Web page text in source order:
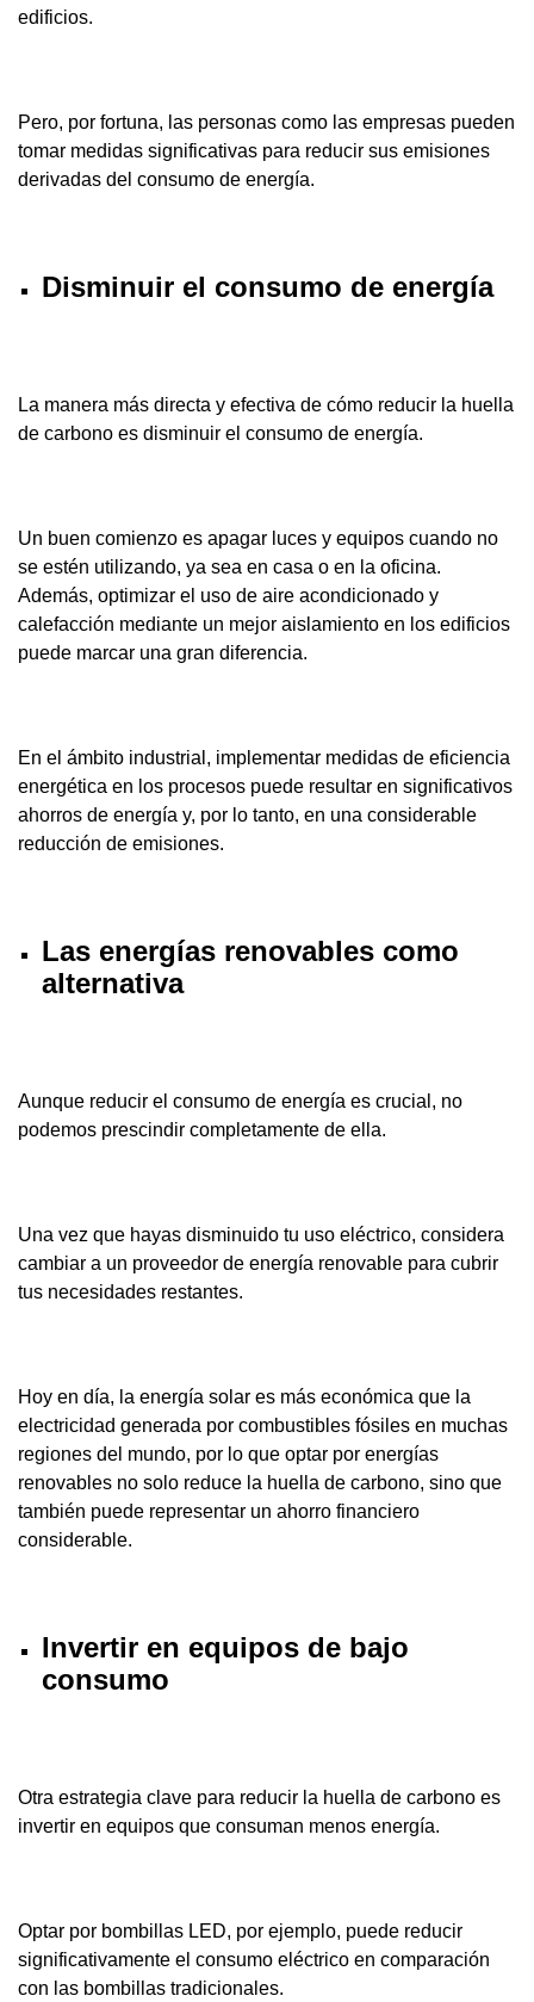
edificios.
Pero, por fortuna, las personas como las empresas pueden
tomar medidas significativas para reducir sus emisiones
derivadas del consumo de energía.
Disminuir el consumo de energía
La manera más directa y efectiva de cómo reducir la huella
de carbono es disminuir el consumo de energía.
Un buen comienzo es apagar luces y equipos cuando no
se estén utilizando, ya sea en casa o en la oficina.
Además, optimizar el uso de aire acondicionado y
calefacción mediante un mejor aislamiento en los edificios
puede marcar una gran diferencia.
En el ámbito industrial, implementar medidas de eficiencia
energética en los procesos puede resultar en significativos
ahorros de energía y, por lo tanto, en una considerable
reducción de emisiones.
Las energías renovables como
alternativa
Aunque reducir el consumo de energía es crucial, no
podemos prescindir completamente de ella.
Una vez que hayas disminuido tu uso eléctrico, considera
cambiar a un proveedor de energía renovable para cubrir
tus necesidades restantes.
Hoy en día, la energía solar es más económica que la
electricidad generada por combustibles fósiles en muchas
regiones del mundo, por lo que optar por energías
renovables no solo reduce la huella de carbono, sino que
también puede representar un ahorro financiero
considerable.
Invertir en equipos de bajo
consumo
Otra estrategia clave para reducir la huella de carbono es
invertir en equipos que consuman menos energía.
Optar por bombillas LED, por ejemplo, puede reducir
significativamente el consumo eléctrico en comparación
con las bombillas tradicionales.